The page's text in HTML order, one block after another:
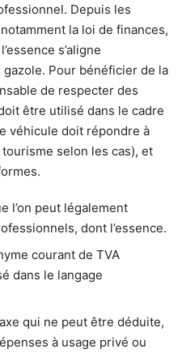
Depuis les
la loi de finances,
s’aligne
Pour bénéficier de la
de respecter des
être utilisé dans le cadre
véhicule doit répondre à
selon les cas), et
l’on peut légalement
dont l’essence.
courant de TVA
dans le langage
qui ne peut être déduite,
à usage privé ou